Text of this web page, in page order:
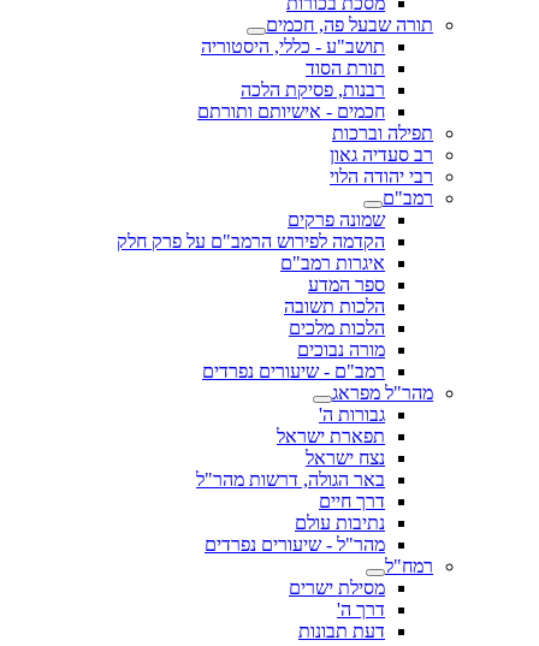
תורה שבעל פה, חכמים
תושב"ע - כללי, היסטוריה
תורת הסוד
רבנות, פסיקת הלכה
חכמים - אישיותם ותורתם
תפילה וברכות
רב סעדיה גאון
רבי יהודה הלוי
רמב"ם
שמונה פרקים
הקדמה לפירוש הרמב"ם על פרק חלק
איגרות רמב"ם
ספר המדע
הלכות תשובה
הלכות מלכים
מורה נבוכים
רמב"ם - שיעורים נפרדים
מהר"ל מפראג
גבורות ה'
תפארת ישראל
נצח ישראל
באר הגולה, דרשות מהר"ל
דרך חיים
נתיבות עולם
מהר"ל - שיעורים נפרדים
רמח"ל
מסילת ישרים
דרך ה'
דעת תבונות